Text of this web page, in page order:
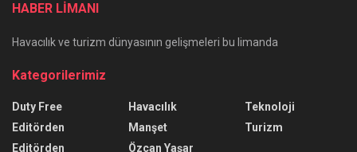
HABER LİMANI
Havacılık ve turizm dünyasının gelişmeleri bu limanda
Kategorilerimiz
Duty Free
Editörden
Editörden
Havacılık
Manşet
Özcan Yaşar
Teknoloji
Turizm